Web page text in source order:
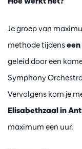
Je groep van
methode tijdens
geleid door een
Symphony
Vervolgens kom je
Elisabethzaal in
maximum een uur.